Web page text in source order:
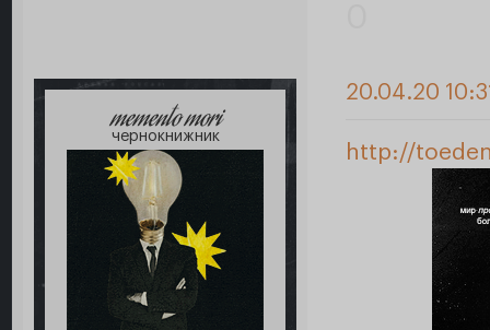
memento mori
чернокнижник
20.04.20
http://